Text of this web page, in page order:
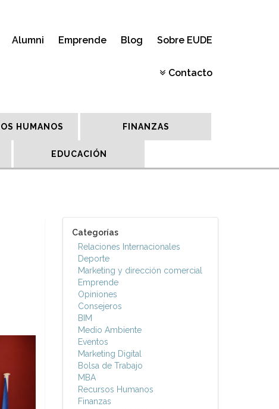
Alumni Emprende Blog Sobre EUDE
Contacto
HUMANOS FINANZAS
EDUCACIÓN
Categorías
Relaciones Internacionales
Deporte
Marketing y dirección comercial
Emprende
Opiniones
Consejeros
BIM
Medio Ambiente
Eventos
Marketing Digital
Bolsa de Trabajo
MBA
Recursos Humanos
Finanzas